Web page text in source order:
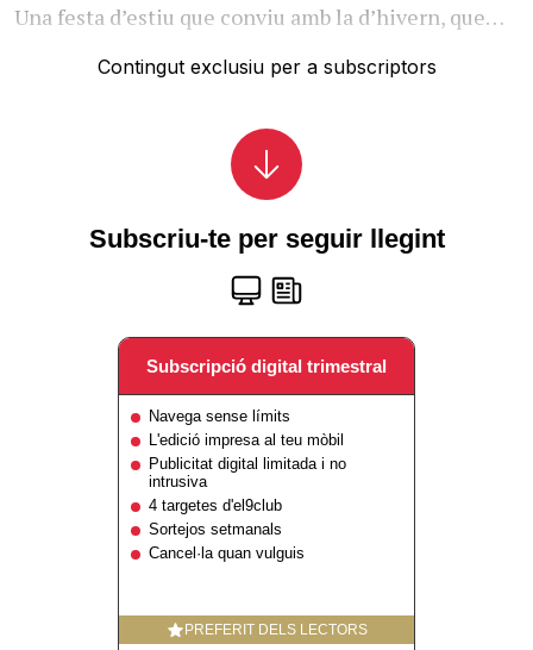
Una festa d’estiu que conviu amb la d’hivern, que…
Contingut exclusiu per a subscriptors